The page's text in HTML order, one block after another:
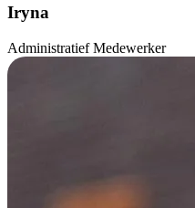
Iryna
Administratief Medewerker